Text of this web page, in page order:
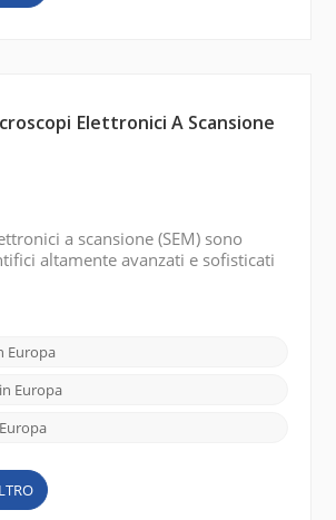
Elettronici A Scansione
a scansione (SEM) sono
altamente avanzati e sofisticati
di nanoscala. In Europa sono
che offrono SEM
Ecco alcuni marchi importanti: FEI
Fisher Scientific): FEI Company ...
Europa
Europa